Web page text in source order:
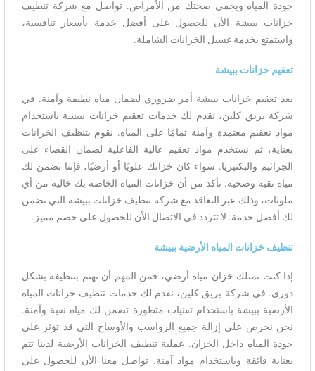
جودة المياه ويحمي صحتك من الأمراض. تواصل مع شركة تنظيف
خزانات ببيشة الأن للحصول على أفضل خدمة بأسعار تنافسية،
واستمتع بخدمة غسيل الخزانات الشاملة.
تعقيم خزانات ببيشة
يعد تعقيم خزانات ببيشة أمر ضروري لضمان مياه نظيفة وآمنة. في
شركة بريق كلين، نقدم لك خدمات تعقيم خزانات ببيشة باستخدام
مواد تعقيم معتمدة وآمنة تمامًا على المياه. نقوم بتنظيف الخزانات
بعناية، ثم نستخدم مواد تعقيم عالية الفاعلية لضمان القضاء على
الجراثيم والبكتيريا. سواء كان خزانك علويًا أو أرضيًا، فإننا نضمن لك
مياه نقية وصحية. تأكد من أن خزانات المياه الخاصة بك خالية من أي
ملوثات، وذلك عبر التعاقد مع شركة تنظيف خزانات ببيشة التي تضمن
لك أفضل خدمة. لا تتردد في الاتصال الأن للحصول على خصم مميز.
تنظيف خزانات المياه الأرضية ببيشة
إذا كنت تمتلك خزان مياه أرضي، فمن المهم أن تهتم بتنظيفه بشكل
دوري. في شركة بريق كلين، نقدم لك خدمات تنظيف خزانات المياه
الأرضية ببيشة باستخدام تقنيات متطورة تضمن لك مياه نقية وآمنة.
نحن نحرص على إزالة جميع الرواسب والأوساخ التي قد تؤثر على
جودة المياه داخل الخزان. عملية تنظيف الخزانات الأرضية لدينا تتم
بعناية فائقة وباستخدام مواد آمنة. تواصل معنا الأن للحصول على